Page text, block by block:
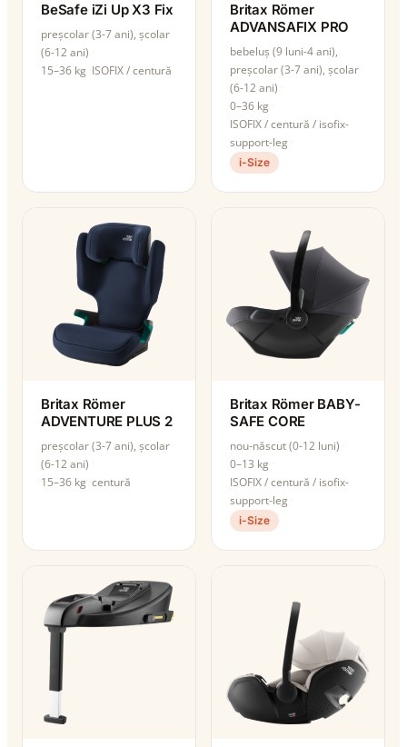
BeSafe iZi Up X3 Fix
preșcolar (3-7 ani), școlar
(6-12 ani)
15–36 kg ISOFIX / centură
Britax Römer
ADVANSAFIX PRO
bebeluș (9 luni-4 ani),
preșcolar (3-7 ani), școlar
(6-12 ani)
0–36 kg
ISOFIX / centură / isofix-
support-leg
i-Size
Britax Römer
ADVENTURE PLUS 2
preșcolar (3-7 ani), școlar
(6-12 ani)
15–36 kg centură
Britax Römer BABY-
SAFE CORE
nou-născut (0-12 luni)
0–13 kg
ISOFIX / centură / isofix-
support-leg
i-Size